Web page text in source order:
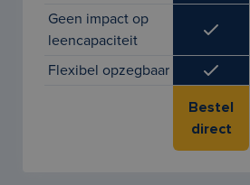
Geen impact op
leencapaciteit
Flexibel opzegbaar
Bestel
direct